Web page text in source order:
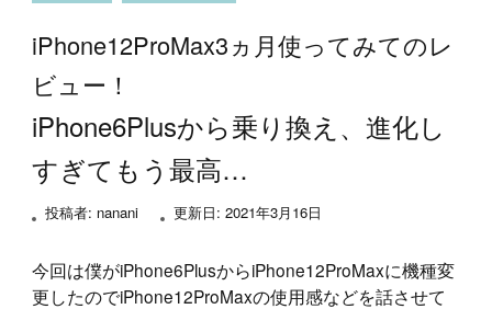
iPhone12ProMax3ヵ月使ってみてのレ
ビュー！
iPhone6Plusから乗り換え、進化し
すぎてもう最高…
投稿者: nanani 更新日: 2021年3月16日
今回は僕がiPhone6PlusからiPhone12ProMaxに機種変
更したのでiPhone12ProMaxの使用感などを話させて